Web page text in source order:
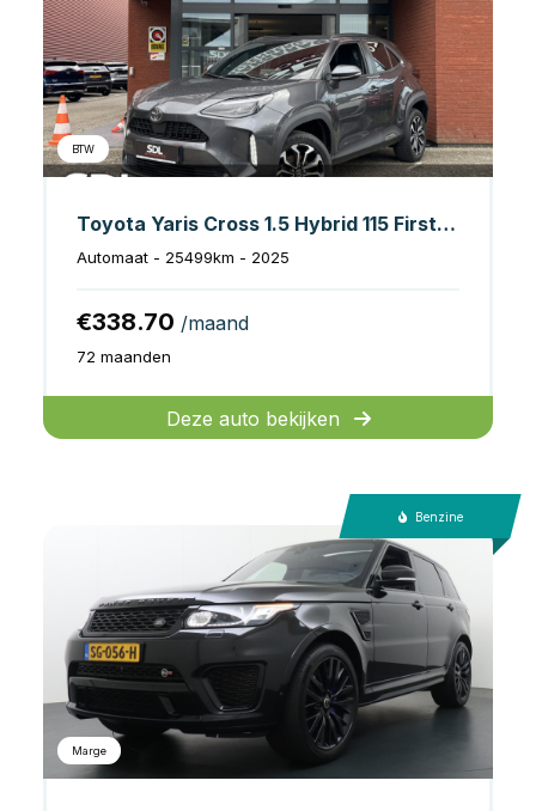
BTW
Toyota Yaris Cross 1.5 Hybrid 115 First Edition // ADAPT. CRUISE // KEYLESS // APPLE-ANDROID AUTO // CAMERA+SENSOREN // STOEL + STUUR VERWARMING //
Automaat - 25499km - 2025
€338.70 /maand
72 maanden
Deze auto bekijken
Benzine
Marge